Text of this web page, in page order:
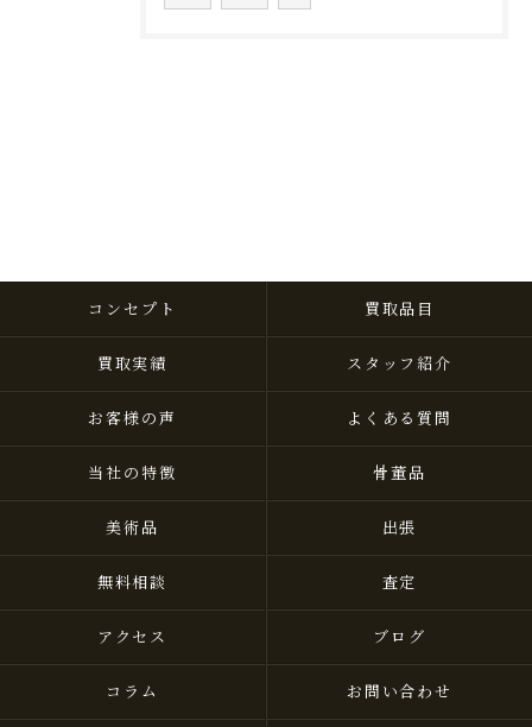
コンセプト 買取品目
買取実績 スタッフ紹介
お客様の声 よくある質問
当社の特徴 骨董品
美術品 出張
無料相談 査定
アクセス ブログ
コラム お問い合わせ